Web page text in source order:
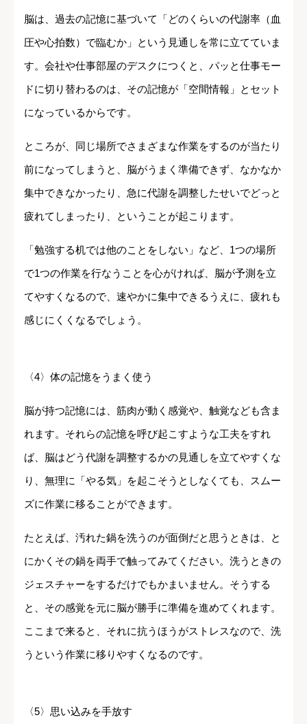
脳は、過去の記憶に基づいて「どのくらいの代謝率（血
圧や心拍数）で臨むか」という見通しを常に立てていま
す。会社や仕事部屋のデスクにつくと、パッと仕事モー
ドに切り替わるのは、その記憶が「空間情報」とセット
になっているからです。
ところが、同じ場所でさまざまな作業をするのが当たり
前になってしまうと、脳がうまく準備できず、なかなか
集中できなかったり、急に代謝を調整したせいでどっと
疲れてしまったり、ということが起こります。
「勉強する机では他のことをしない」など、1つの場所
で1つの作業を行なうことを心がければ、脳が予測を立
てやすくなるので、速やかに集中できるうえに、疲れも
感じにくくなるでしょう。
〈4〉体の記憶をうまく使う
脳が持つ記憶には、筋肉が動く感覚や、触覚なども含ま
れます。それらの記憶を呼び起こすような工夫をすれ
ば、脳はどう代謝を調整するかの見通しを立てやすくな
り、無理に「やる気」を起こそうとしなくても、スムー
ズに作業に移ることができます。
たとえば、汚れた鍋を洗うのが面倒だと思うときは、と
にかくその鍋を両手で触ってみてください。洗うときの
ジェスチャーをするだけでもかまいません。そうする
と、その感覚を元に脳が勝手に準備を進めてくれます。
ここまで来ると、それに抗うほうがストレスなので、洗
うという作業に移りやすくなるのです。
〈5〉思い込みを手放す